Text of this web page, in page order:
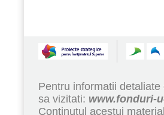
Pentru informatii
sa vizitati: www.fonduri-
Continutul acestui